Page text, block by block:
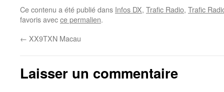
Ce contenu a été publié dans Infos DX, Trafic Radio, Trafic
favoris avecce permalien.
← XX9TXN Macau
Laisser un commentaire